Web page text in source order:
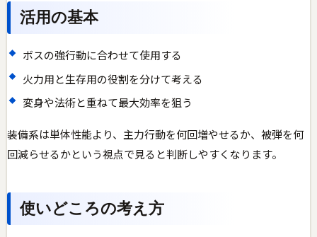
活用の基本
ボスの強行動に合わせて使用する
火力用と生存用の役割を分けて考える
変身や法術と重ねて最大効率を狙う
装備系は単体性能より、主力行動を何回増やせるか、被弾を何
回減らせるかという視点で見ると判断しやすくなります。
使いどころの考え方